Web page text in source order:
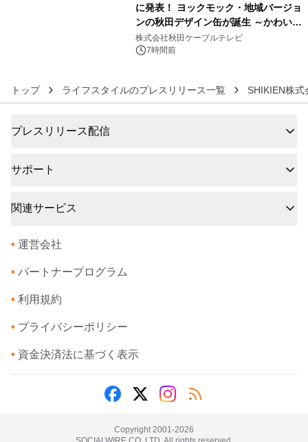
に発表！ ヨックモック・地域バージョ
ンの秋田デザイン缶が誕生 ～かわいい
秋田犬の子犬と秋田の四季と名所を巡
るパッケージ～ 9月1日(火)秋田県内で
株式会社秋田ケーブルテレビ
7時間前
トップ ライフスタイルのプレスリリース一覧 SHIKIEN株式
プレスリリース配信
サポート
関連サービス
• 運営会社
• パートナープログラム
• 利用規約
• プライバシーポリシー
• 資金決済法に基づく表示
Copyright 2001-2026